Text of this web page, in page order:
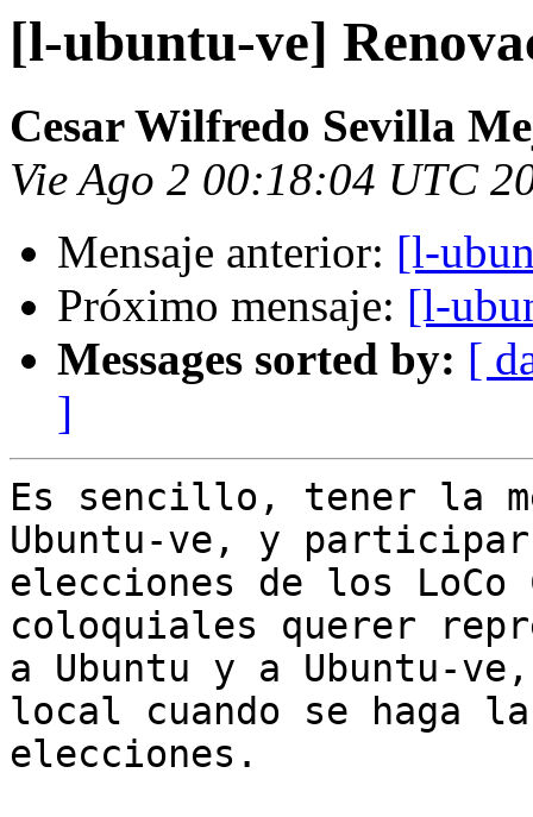
[l-ubuntu-ve]
Cesar Wilfredo Sevilla
Vie Ago 2 00:18:04 UTC
Mensaje anterior: [l-
Próximo mensaje: [l-
Messages sorted by: [
]
Es sencillo, tener la
Ubuntu-ve, y
elecciones de los LoCo
coloquiales querer
a Ubuntu y a Ubuntu-
local cuando se haga
elecciones.